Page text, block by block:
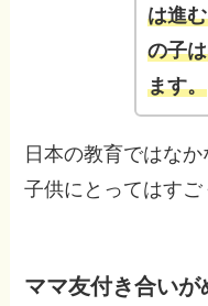
は進
の子
ます。
日本の教育ではなか
子供にとってはすご
ママ友付き合い